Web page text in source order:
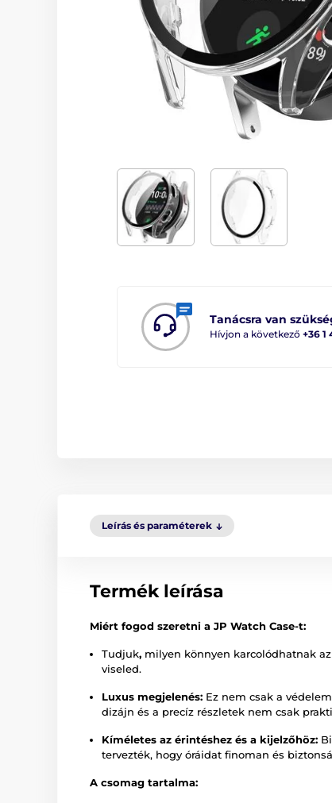
Tanácsra van
Hívjon a következő +36 1
Leírás és paraméterek
Termék leírása
Miért fogod szeretni a JP Watch Case-t:
Tudjuk, milyen könnyen karcolódhatnak
viseled.
Luxus megjelenés: Ez nem csak a
dizájn és a precíz részletek nem csak
Kíméletes az érintéshez és a kijelzőhöz:
tervezték, hogy óráidat finoman és
A csomag tartalma: